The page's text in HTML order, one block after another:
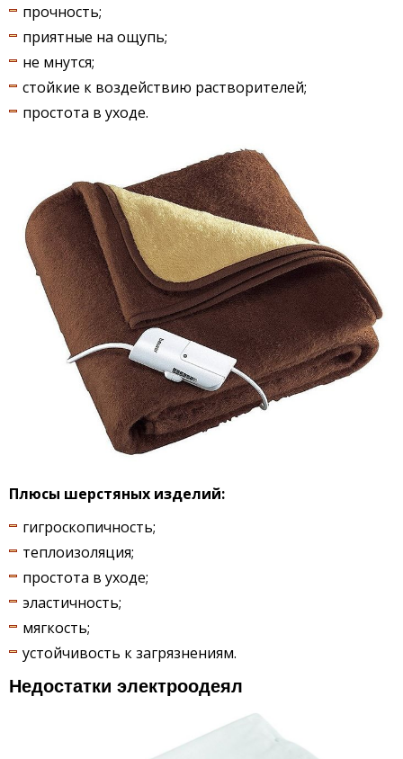
прочность;
приятные на ощупь;
не мнутся;
стойкие к воздействию растворителей;
простота в уходе.
Плюсы шерстяных изделий:
гигроскопичность;
теплоизоляция;
простота в уходе;
эластичность;
мягкость;
устойчивость к загрязнениям.
Недостатки электроодеял